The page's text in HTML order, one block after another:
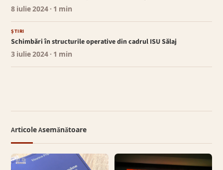
8 iulie 2024 · 1 min
ȘTIRI
Schimbări în structurile operative din cadrul ISU Sălaj
3 iulie 2024 · 1 min
Articole Asemănătoare